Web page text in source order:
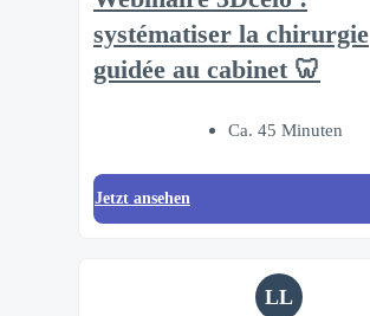
systématiser la chirurgie
guidée au cabinet 🦷
Ca. 45 Minuten
Jetzt ansehen
LL